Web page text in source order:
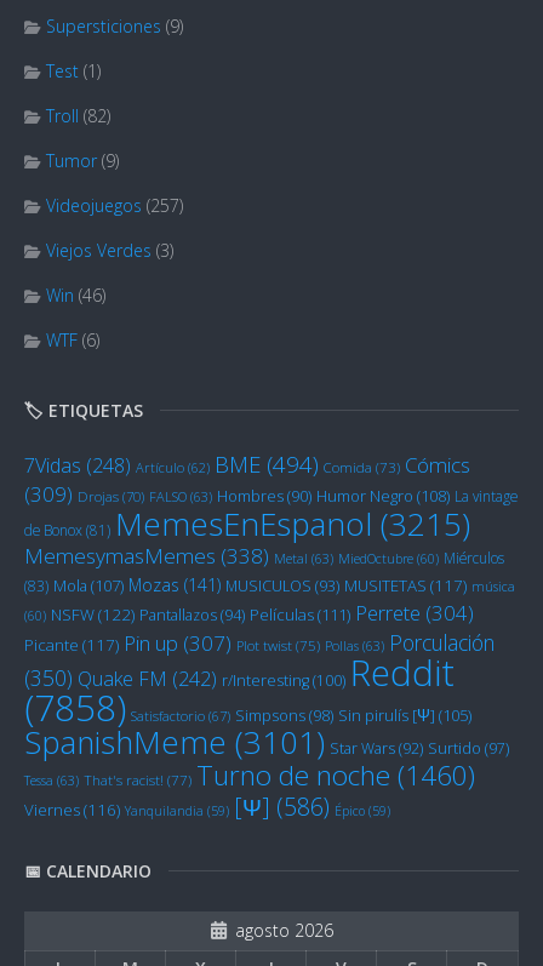
Supersticiones (9)
Test (1)
Troll (82)
Tumor (9)
Videojuegos (257)
Viejos Verdes (3)
Win (46)
WTF (6)
🏷️ ETIQUETAS
7Vidas (248) Artículo (62) BME (494) Comida (73) Cómics
(309) Drojas (70) FALSO (63) Hombres(90) Humor Negro (108) La vintage
de Bonox(81) MemesEnEspanol (3215)
MemesymasMemes (338) Metal (63) MiedOctubre (60) Miérculos
(83) Mola (107) Mozas (141) MUSICULOS (93) MUSITETAS (117) música
(60) NSFW(122) Pantallazos(94) Películas(111) Perrete (304)
Picante (117) Pin up (307) Plot twist (75) Pollas (63) Porculación
(350) Quake FM (242) r/Interesting(100) Reddit
(7858) Satisfactorio (67) Simpsons(98) Sin pirulís [Ψ] (105)
SpanishMeme (3101) Star Wars(92) Surtido (97)
Tessa (63) That's racist! (77) Turno de noche (1460)
Viernes(116) Yanquilandia (59) [Ψ] (586) Épico (59)
📅 CALENDARIO
agosto 2026